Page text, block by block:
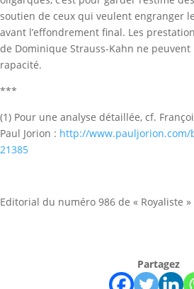
soutien de ceux qui veulent engranger
avant l’effondrement final. Les
de Dominique Strauss-Kahn ne
rapacité.
***
(1) Pour une analyse détaillée, cf.
Paul Jorion : http://www.pauljorion.com/
21385
Editorial du numéro 986 de « Royaliste »
Partagez